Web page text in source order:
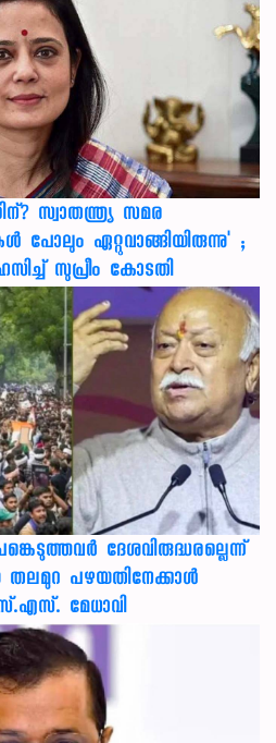
സ്വാതന്ത്ര്യ സമര
പോലും ഏറ്റുവാങ്ങിയിരുന്നു' ;
സുപ്രീം കോടതി
ദേശവിരുദ്ധരല്ലെന്ന്
പഴയതിനേക്കാൾ
മേധാവി